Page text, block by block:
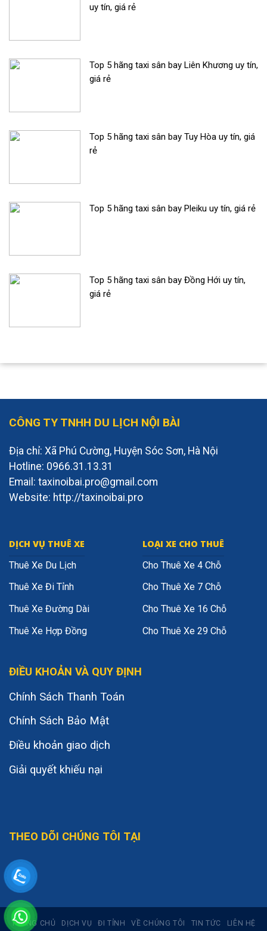
uy tín, giá rẻ
Top 5 hãng taxi sân bay Liên Khương uy tín,
giá rẻ
Top 5 hãng taxi sân bay Tuy Hòa uy tín, giá
rẻ
Top 5 hãng taxi sân bay Pleiku uy tín, giá rẻ
Top 5 hãng taxi sân bay Đồng Hới uy tín,
giá rẻ
CÔNG TY TNHH DU LỊCH NỘI BÀI
Địa chỉ: Xã Phú Cường, Huyện Sóc Sơn, Hà Nội
Hotline: 0966.31.13.31
Email: taxinoibai.pro@gmail.com
Website: http://taxinoibai.pro
DỊCH VỤ THUÊ XE
Thuê Xe Du Lịch
Thuê Xe Đi Tỉnh
Thuê Xe Đường Dài
Thuê Xe Hợp Đồng
LOẠI XE CHO THUÊ
Cho Thuê Xe 4 Chỗ
Cho Thuê Xe 7 Chỗ
Cho Thuê Xe 16 Chỗ
Cho Thuê Xe 29 Chỗ
ĐIỀU KHOẢN VÀ QUY ĐỊNH
Chính Sách Thanh Toán
Chính Sách Bảo Mật
Điều khoản giao dịch
Giải quyết khiếu nại
THEO DÕI CHÚNG TÔI TẠI
TRANG CHỦ DỊCH VỤ ĐI TỈNH VỀ CHÚNG TÔI TIN TỨC LIÊN HỆ